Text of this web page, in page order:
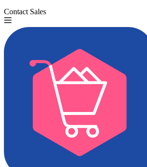
Contact Sales